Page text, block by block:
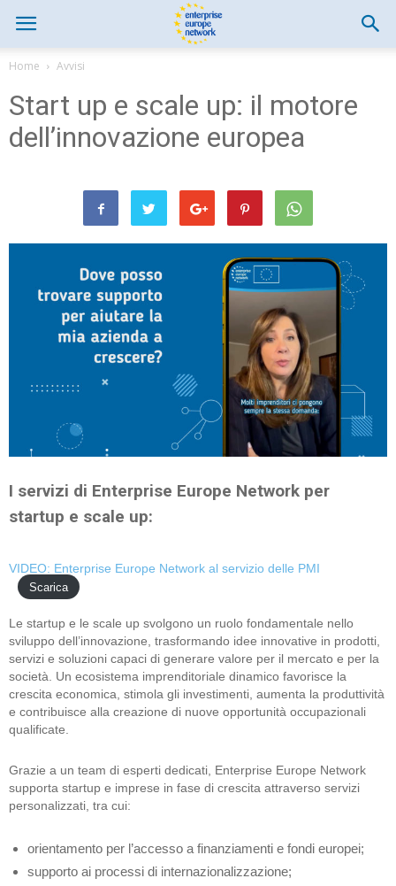
Home Avvisi
Start up e scale up: il motore
dell’innovazione europea
I servizi di Enterprise Europe Network per
startup e scale up:
VIDEO: Enterprise Europe Network al servizio delle PMI
Scarica
Le startup e le scale up svolgono un ruolo fondamentale nello
sviluppo dell’innovazione, trasformando idee innovative in prodotti,
servizi e soluzioni capaci di generare valore per il mercato e per la
società. Un ecosistema imprenditoriale dinamico favorisce la
crescita economica, stimola gli investimenti, aumenta la produttività
e contribuisce alla creazione di nuove opportunità occupazionali
qualificate.
Grazie a un team di esperti dedicati, Enterprise Europe Network
supporta startup e imprese in fase di crescita attraverso servizi
personalizzati, tra cui:
orientamento per l’accesso a finanziamenti e fondi europei;
supporto ai processi di internazionalizzazione;